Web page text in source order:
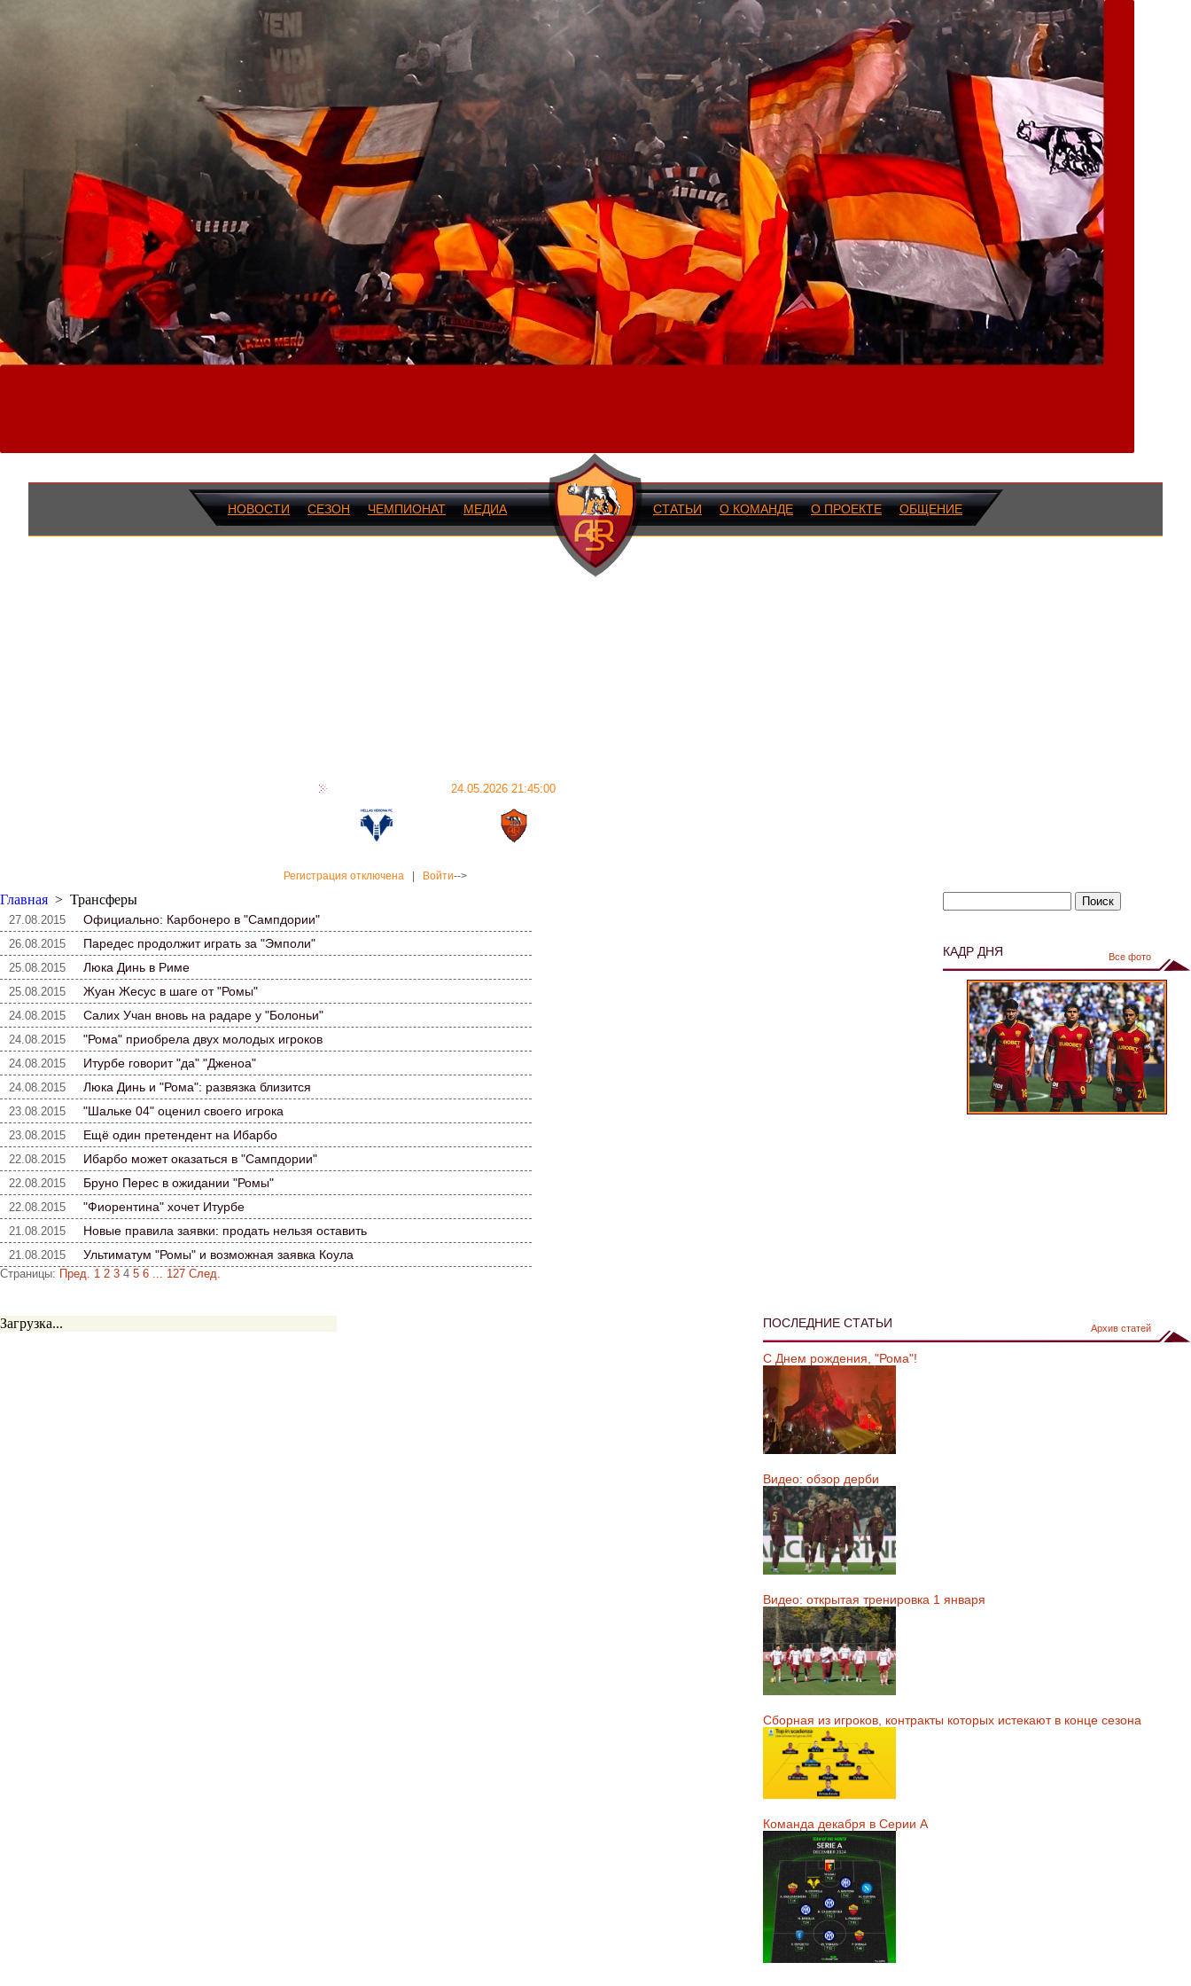
НОВОСТИ СЕЗОН ЧЕМПИОНАТ МЕДИА СТАТЬИ О КОМАНДЕ О ПРОЕКТЕ ОБЩЕНИЕ
24.05.2026 21:45:00
Регистрация отключена Войти-->
Главная > Трансферы
27.08.2015 Официально: Карбонеро в "Сампдории"
26.08.2015 Паредес продолжит играть за "Эмполи"
25.08.2015 Люка Динь в Риме
25.08.2015 Жуан Жесус в шаге от "Ромы"
24.08.2015 Салих Учан вновь на радаре у "Болоньи"
24.08.2015 "Рома" приобрела двух молодых игроков
24.08.2015 Итурбе говорит "да" "Дженоа"
24.08.2015 Люка Динь и "Рома": развязка близится
23.08.2015 "Шальке 04" оценил своего игрока
23.08.2015 Ещё один претендент на Ибарбо
22.08.2015 Ибарбо может оказаться в "Сампдории"
22.08.2015 Бруно Перес в ожидании "Ромы"
22.08.2015 "Фиорентина" хочет Итурбе
21.08.2015 Новые правила заявки: продать нельзя оставить
21.08.2015 Ультиматум "Ромы" и возможная заявка Коула
Страницы: Пред. 1 2 3 4 5 6 ... 127 След.
КАДР ДНЯ Все фото
Загрузка... ПОСЛЕДНИЕ СТАТЬИ Архив статей
С Днем рождения, "Рома"!
Видео: обзор дерби
Видео: открытая тренировка 1 января
Сборная из игроков, контракты которых истекают в конце сезона
Команда декабря в Серии А